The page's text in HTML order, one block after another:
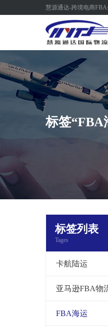
慧源通达-跨境电商
标签“FBA
标签列表
Tages
卡航陆运
亚马逊FBA物
FBA海运